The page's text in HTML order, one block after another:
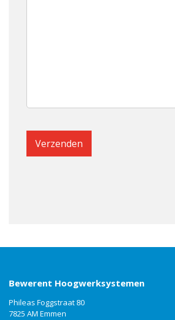
Bewerent Hoogwerksystemen
Phileas Foggstraat 80
7825 AM Emmen